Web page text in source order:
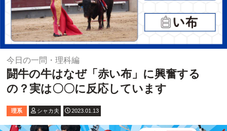
今日の一問・理科編
闘牛の牛はなぜ「赤い布」に興奮する
の？実は〇〇に反応しています
理系 シャカ夫 2023.01.13